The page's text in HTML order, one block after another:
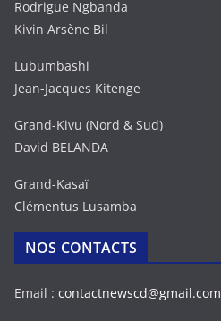
Rodrigue Ngbanda
Kivin Arsène Bil
Lubumbashi
Jean-Jacques Kitenge
Grand-Kivu (Nord & Sud)
David BELANDA
Grand-Kasaï
Clémentus Lusamba
NOS CONTACTS
Email : contactnewscd@gmail.com